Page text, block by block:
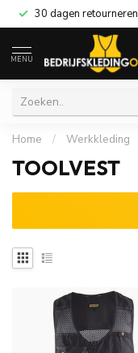
30 dagen retourneren
MENU
Home / Werkkleding
TOOLVEST